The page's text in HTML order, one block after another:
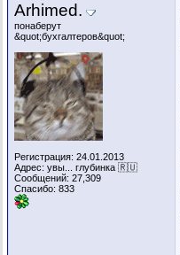
Arhimed.
понаберут
&quot;бухгалтеров&quot;
Регистрация: 24.01.2013
Адрес: увы... глубинка 🇷🇺
Сообщений: 27,309
Спасибо: 833